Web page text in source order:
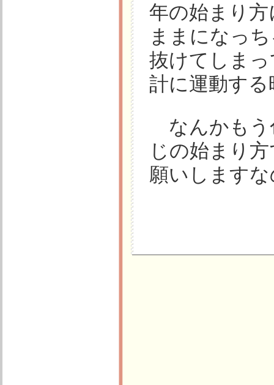
年の始まり
ままになっ
抜けてしま
計に運動す
なんかもう
じの始まり
願いします